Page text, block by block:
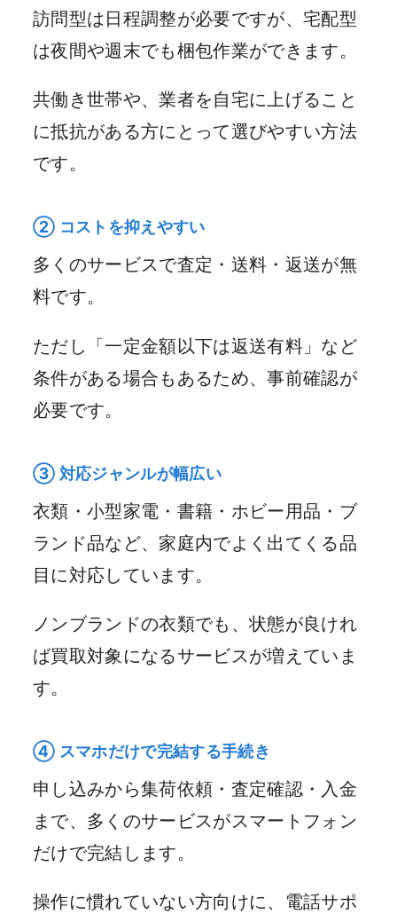
訪問型は日程調整が必要ですが、宅配型
は夜間や週末でも梱包作業ができます。
共働き世帯や、業者を自宅に上げること
に抵抗がある方にとって選びやすい方法
です。
② コストを抑えやすい
多くのサービスで査定・送料・返送が無
料です。
ただし「一定金額以下は返送有料」など
条件がある場合もあるため、事前確認が
必要です。
③ 対応ジャンルが幅広い
衣類・小型家電・書籍・ホビー用品・ブ
ランド品など、家庭内でよく出てくる品
目に対応しています。
ノンブランドの衣類でも、状態が良けれ
ば買取対象になるサービスが増えていま
す。
④ スマホだけで完結する手続き
申し込みから集荷依頼・査定確認・入金
まで、多くのサービスがスマートフォン
だけで完結します。
操作に慣れていない方向けに、電話サポ